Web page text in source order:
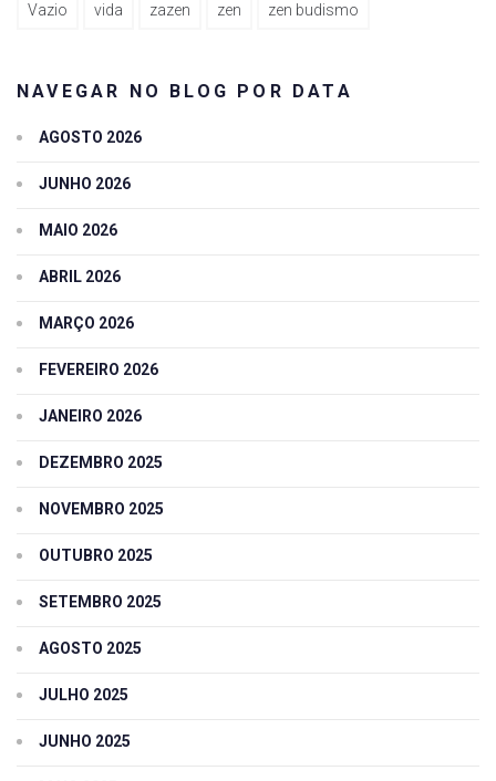
Vazio vida zazen zen zen budismo
NAVEGAR NO BLOG POR DATA
AGOSTO 2026
JUNHO 2026
MAIO 2026
ABRIL 2026
MARÇO 2026
FEVEREIRO 2026
JANEIRO 2026
DEZEMBRO 2025
NOVEMBRO 2025
OUTUBRO 2025
SETEMBRO 2025
AGOSTO 2025
JULHO 2025
JUNHO 2025